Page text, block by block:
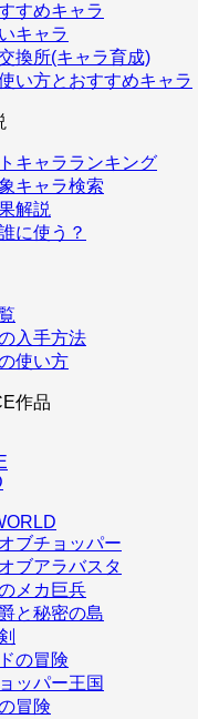
すめキャラ
キャラ
換所(キャラ育成)
い方とおすすめキャラ
キャラランキング
キャラ検索
解説
に使う？
入手方法
使い方
作品
ブチョッパー
ブアラバスタ
メカ巨兵
と秘密の島
の冒険
ッパー王国
冒険